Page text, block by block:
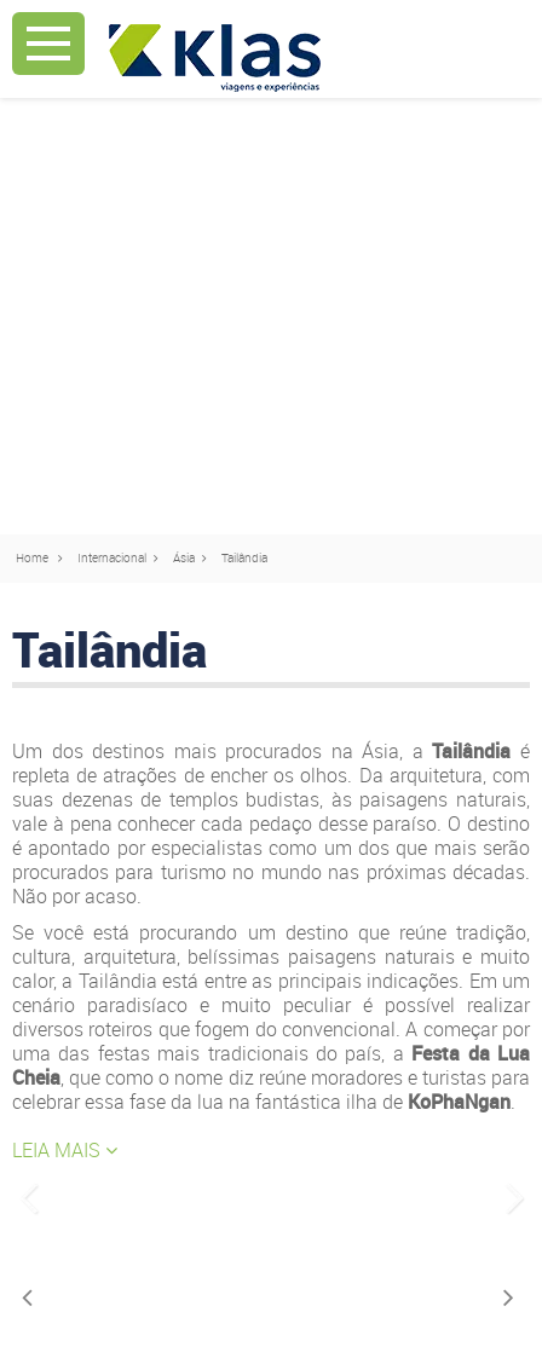
Mostrar Aviso
Home Internacional Ásia Tailândia
Tailândia
Um dos destinos mais procurados na Ásia, aTailândia é
repleta de atrações de encher os olhos. Da arquitetura, com
suas dezenas de templos budistas, às paisagens naturais,
vale à pena conhecer cada pedaço desse paraíso. O destino
é apontado por especialistas como um dos que mais serão
procurados para turismo no mundo nas próximas décadas.
Não por acaso.
Se você está procurando um destino que reúne tradição,
cultura, arquitetura, belíssimas paisagens naturais e muito
calor, a Tailândia está entre as principais indicações. Em um
cenário paradisíaco e muito peculiar é possível realizar
diversos roteiros que fogem do convencional. A começar por
uma das festas mais tradicionais do país, a Festa da Lua
Cheia, que como o nome diz reúne moradores e turistas para
celebrar essa fase da lua na fantástica ilha de KoPhaNgan.
LEIA MAIS